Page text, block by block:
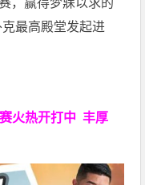
，赢得梦寐以求的
最高殿堂发起进
火热开打中 丰厚